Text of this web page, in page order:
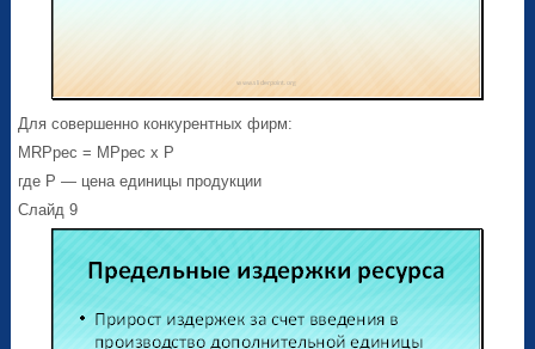
Для совершенно конкурентных фирм:
MRPрес = MPрес х Р
где Р — цена единицы продукции
Слайд 9